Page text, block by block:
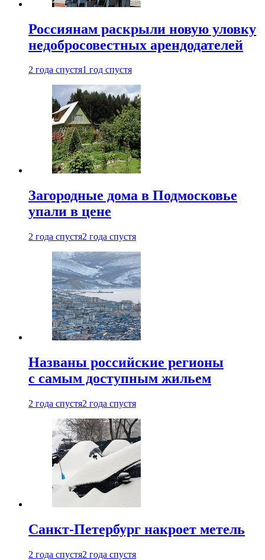
Россиянам раскрыли новую уловку
недобросовестных арендодателей
2 года спустя1 год спустя
Загородные дома в Подмосковье
упали в цене
2 года спустя2 года спустя
Названы российские регионы
с самым доступным жильем
2 года спустя2 года спустя
Санкт-Петербург накроет метель
2 года спустя2 года спустя